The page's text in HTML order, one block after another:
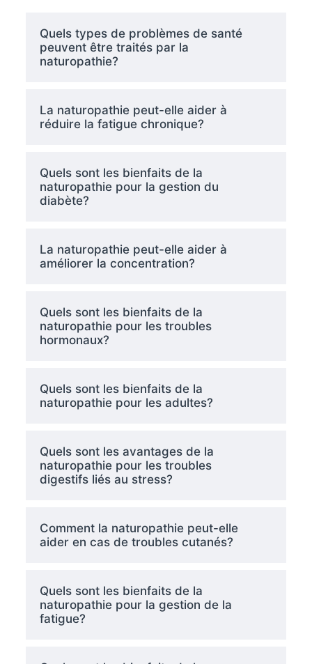
Quels types de problèmes de santé
peuvent être traités par la
naturopathie?
La naturopathie peut-elle aider à
réduire la fatigue chronique?
Quels sont les bienfaits de la
naturopathie pour la gestion du
diabète?
La naturopathie peut-elle aider à
améliorer la concentration?
Quels sont les bienfaits de la
naturopathie pour les troubles
hormonaux?
Quels sont les bienfaits de la
naturopathie pour les adultes?
Quels sont les avantages de la
naturopathie pour les troubles
digestifs liés au stress?
Comment la naturopathie peut-elle
aider en cas de troubles cutanés?
Quels sont les bienfaits de la
naturopathie pour la gestion de la
fatigue?